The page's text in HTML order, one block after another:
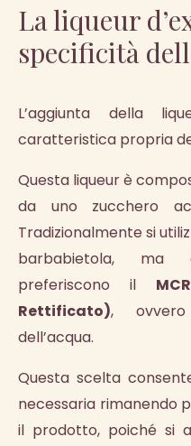
La liqueur
specificità
L’aggiunta della
caratteristica propria
Questa liqueur è
da uno zucchero
Tradizionalmente si
barbabietola, ma
preferiscono il
Rettificato),
dell’acqua.
Questa scelta
necessaria rimanendo
il prodotto, poiché si